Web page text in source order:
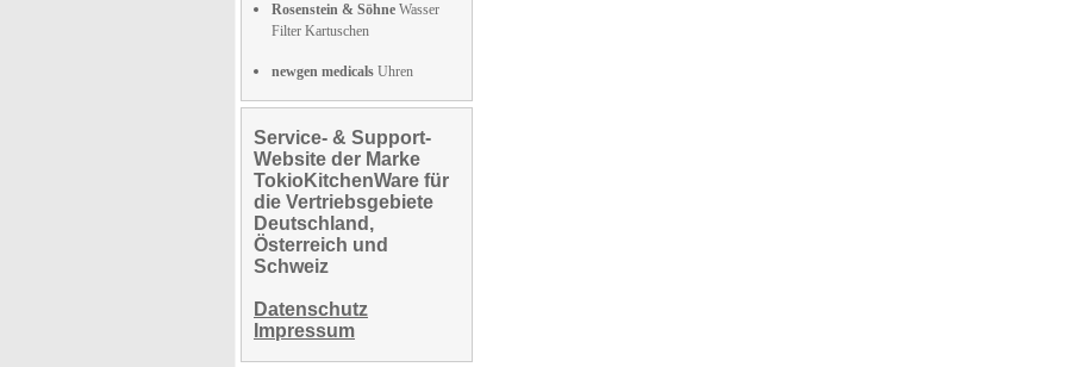
Rosenstein & Söhne Wasser
Filter Kartuschen
newgen medicals Uhren
Service- & Support-
Website der Marke
TokioKitchenWare für
die Vertriebsgebiete
Deutschland,
Österreich und
Schweiz
Datenschutz
Impressum